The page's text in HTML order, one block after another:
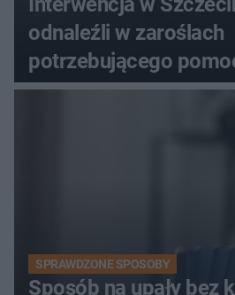
odnaleźli w zaroślach
potrzebującego
SPRAWDZONE SPOSOBY
Sposób na upały bez